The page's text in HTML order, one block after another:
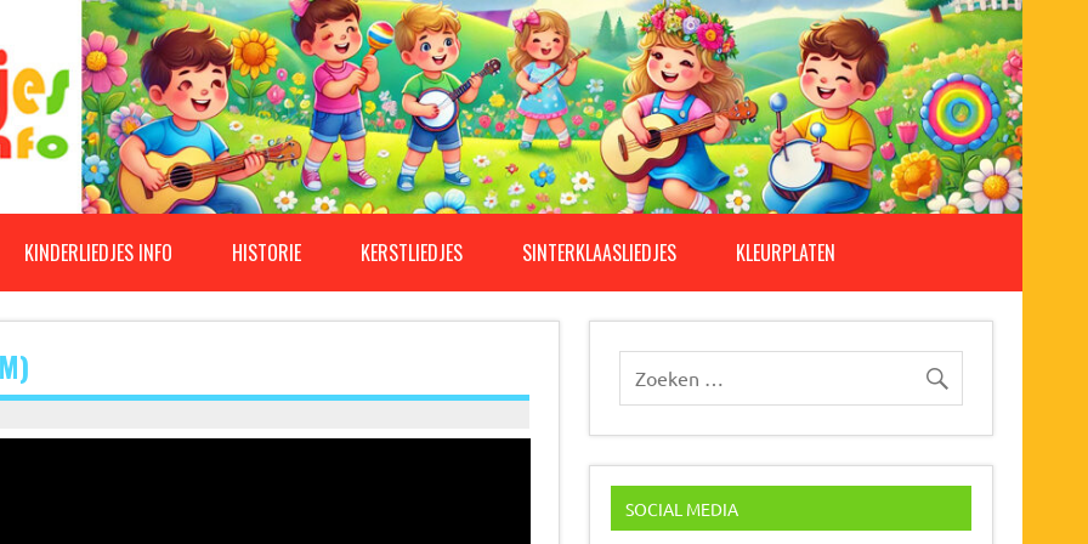
KINDERLIEDJES INFO HISTORIE KERSTLIEDJES SINTERKLAASLIEDJES KLEURPLATEN
SOCIAL MEDIA